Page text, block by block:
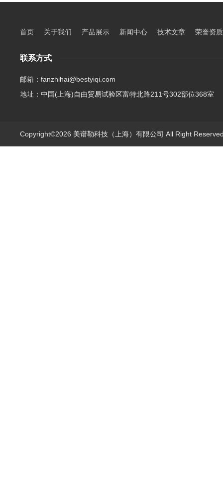
首页 关于我们 产品展示 新闻中心 技术文章 荣誉资质
联系方式
邮箱：fanzhihai@bestyiqi.com
地址：中国(上海)自由贸易试验区富特北路211号302部位368室
Copyright©2026 美谱勒科技（上海）有限公司 All Right